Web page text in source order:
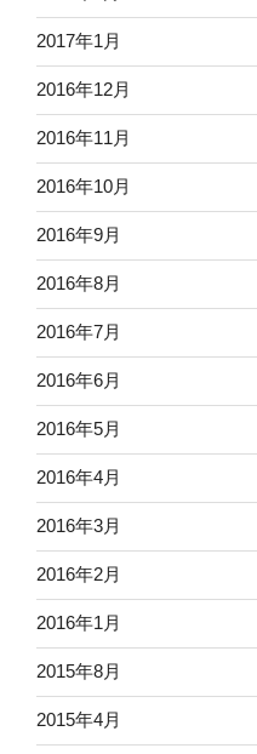
2017年1月
2016年12月
2016年11月
2016年10月
2016年9月
2016年8月
2016年7月
2016年6月
2016年5月
2016年4月
2016年3月
2016年2月
2016年1月
2015年8月
2015年4月